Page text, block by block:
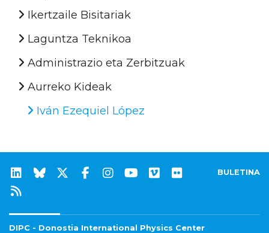
Ikertzaile Bisitariak
Laguntza Teknikoa
Administrazio eta Zerbitzuak
Aurreko Kideak
Iván Ezequiel López
BULETINA
DIPC - Donostia International Physics Center